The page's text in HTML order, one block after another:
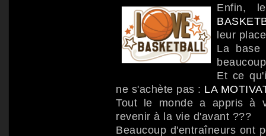
Enfin,
leur
La
Et ce
ne s'achète pas : LA
Tout le monde a appris à
revenir à la vie d'avant ???
Beaucoup d'entraîneurs ont